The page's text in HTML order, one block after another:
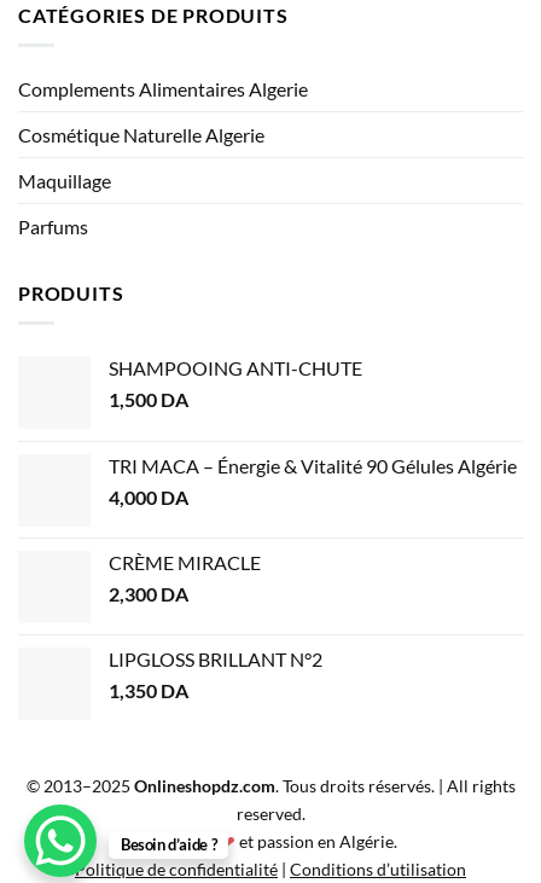
CATÉGORIES DE PRODUITS
Complements Alimentaires Algerie
Cosmétique Naturelle Algerie
Maquillage
Parfums
PRODUITS
SHAMPOOING ANTI-CHUTE
1,500 DA
TRI MACA – Énergie & Vitalité 90 Gélules Algérie
4,000 DA
CRÈME MIRACLE
2,300 DA
LIPGLOSS BRILLANT N°2
1,350 DA
© 2013–2025 Onlineshopdz.com. Tous droits réservés. | All rights
reserved.
Créé avec ❤ et passion en Algérie.
Politique de confidentialité | Conditions d’utilisation
Besoin d’aide ?